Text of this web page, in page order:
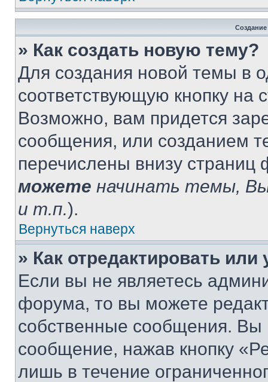
» Как создать новую тему?
Для создания новой темы в
соответствующую кнопку
Возможно, вам придется
сообщения, или созданием
перечислены внизу
можете начинать темы,
и т.п.).
Вернуться наверх
» Как отредактировать
Если вы не являетесь
форума, то вы можете
собственные сообщения. Вы
сообщение, нажав кнопку
лишь в течение